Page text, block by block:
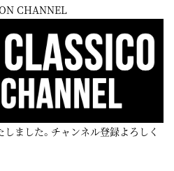
CHANNEL
ました。チャンネル登録よろしく